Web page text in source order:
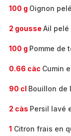
100 g Oignon
2 gousse Ail pelé
100 g Pomme de
0.66 càc Cumin
90 cl Bouillon de
2 càs Persil lavé
1 Citron frais en